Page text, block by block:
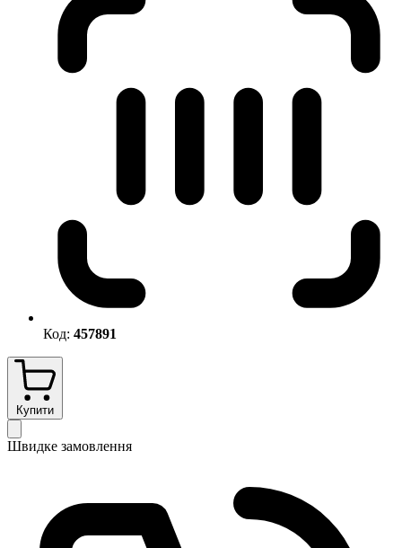
Код: 457891
Купити
Швидке замовлення